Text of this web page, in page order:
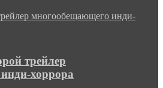
многообещающего инди-
трейлер
хоррора